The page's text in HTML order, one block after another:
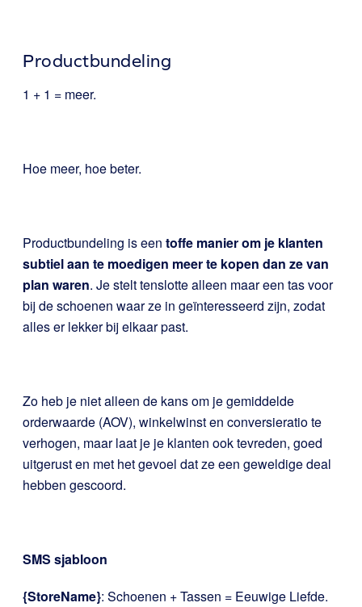
Productbundeling
1 + 1 = meer.
Hoe meer, hoe beter.
Productbundeling is een toffe manier om je klanten
subtiel aan te moedigen meer te kopen dan ze van
plan waren. Je stelt tenslotte alleen maar een tas voor
bij de schoenen waar ze in geïnteresseerd zijn, zodat
alles er lekker bij elkaar past.
Zo heb je niet alleen de kans om je gemiddelde
orderwaarde (AOV), winkelwinst en conversieratio te
verhogen, maar laat je je klanten ook tevreden, goed
uitgerust en met het gevoel dat ze een geweldige deal
hebben gescoord.
SMS sjabloon
{StoreName}: Schoenen + Tassen = Eeuwige Liefde.